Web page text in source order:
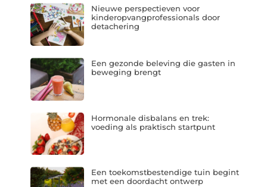
Nieuwe perspectieven voor
kinderopvangprofessionals door
detachering
Een gezonde beleving die gasten in
beweging brengt
Hormonale disbalans en trek:
voeding als praktisch startpunt
Een toekomstbestendige tuin begint
met een doordacht ontwerp